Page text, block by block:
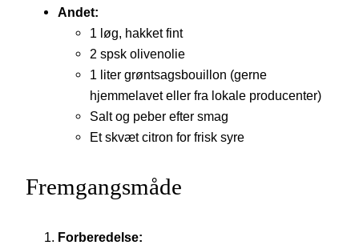
Andet:
1 løg, hakket fint
2 spsk olivenolie
1 liter grøntsagsbouillon (gerne
hjemmelavet eller fra lokale producenter)
Salt og peber efter smag
Et skvæt citron for frisk syre
Fremgangsmåde
Forberedelse: